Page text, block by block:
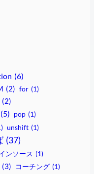
(6)
(2) for (1)
(2)
(5) pop (1)
unshift (1)
(37)
ンソース (1)
(3) コーチング (1)